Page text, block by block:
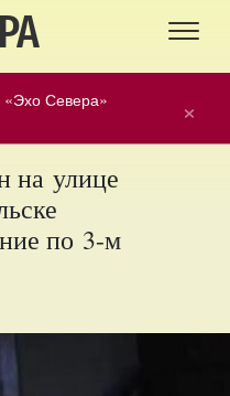
×
«Эхо Севера»
на улице
по 3-м